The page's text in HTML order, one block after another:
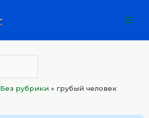
Без рубрики » грубый человек